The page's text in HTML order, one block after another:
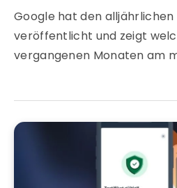
Google hat den
veröffentlicht und zeigt
vergangenen Monaten am